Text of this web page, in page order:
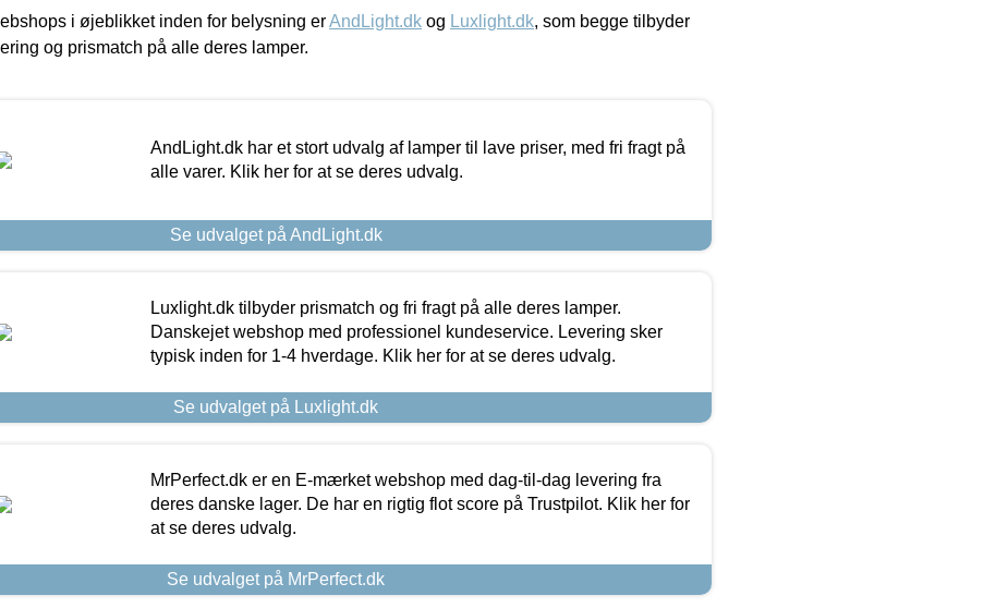
i øjeblikket inden for belysning erAndLight.dk og Luxlight.dk, som begge tilbyder
og prismatch på alle deres lamper.
AndLight.dk har et stort udvalg af lamper til lave priser, med fri fragt på
alle varer. Klik her for at se deres udvalg.
Se udvalget på AndLight.dk
Luxlight.dk tilbyder prismatch og fri fragt på alle deres lamper.
Danskejet webshop med professionel kundeservice. Levering sker
typisk inden for 1-4 hverdage. Klik her for at se deres udvalg.
Se udvalget på Luxlight.dk
MrPerfect.dk er en E-mærket webshop med dag-til-dag levering fra
deres danske lager. De har en rigtig flot score på Trustpilot. Klik her for
at se deres udvalg.
Se udvalget på MrPerfect.dk